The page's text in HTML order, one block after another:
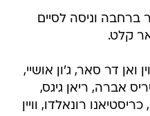
ברחבה וניסה לסיים
קלט.
ואן דר סאר, ג'ון אושיי,
אברה, ריאן גיגס,
רונאלדו, וויין